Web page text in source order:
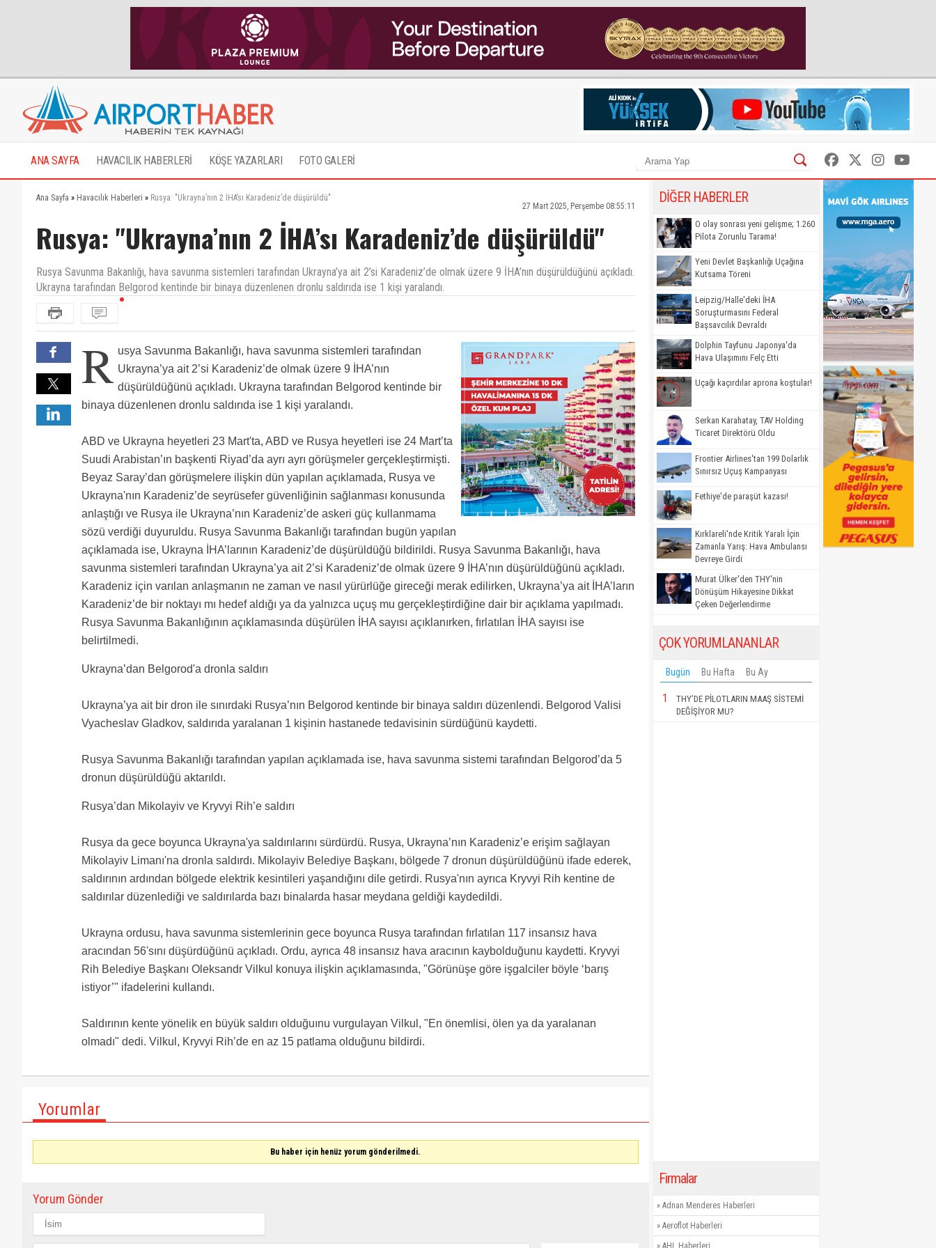
ANA SAYFA HAVACILIK HABERLERİ KÖŞE YAZARLARI FOTO GALERİ
Ana Sayfa » Havacılık Haberleri » Rusya: "Ukrayna’nın 2 İHA’sı Karadeniz’de düşürüldü"
27 Mart 2025, Perşembe 08:55:11
Rusya: "Ukrayna’nın 2 İHA’sı Karadeniz’de düşürüldü"
Rusya Savunma Bakanlığı, hava savunma sistemleri tarafından Ukrayna’ya ait 2’si Karadeniz’de olmak üzere 9 İHA’nın düşürüldüğünü açıkladı.
Ukrayna tarafından Belgorod kentinde bir binaya düzenlenen dronlu saldırıda ise 1 kişi yaralandı.
R usya Savunma Bakanlığı, hava savunma sistemleri tarafından
Ukrayna’ya ait 2’si Karadeniz’de olmak üzere 9 İHA’nın
düşürüldüğünü açıkladı. Ukrayna tarafından Belgorod kentinde bir
binaya düzenlenen dronlu saldırıda ise 1 kişi yaralandı.
ABD ve Ukrayna heyetleri 23 Mart'ta, ABD ve Rusya heyetleri ise 24 Mart’ta
Suudi Arabistan’ın başkenti Riyad’da ayrı ayrı görüşmeler gerçekleştirmişti.
Beyaz Saray’dan görüşmelere ilişkin dün yapılan açıklamada, Rusya ve
Ukrayna'nın Karadeniz’de seyrüsefer güvenliğinin sağlanması konusunda
anlaştığı ve Rusya ile Ukrayna’nın Karadeniz’de askeri güç kullanmama
sözü verdiği duyuruldu. Rusya Savunma Bakanlığı tarafından bugün yapılan
açıklamada ise, Ukrayna İHA’larının Karadeniz’de düşürüldüğü bildirildi. Rusya Savunma Bakanlığı, hava
savunma sistemleri tarafından Ukrayna’ya ait 2’si Karadeniz’de olmak üzere 9 İHA’nın düşürüldüğünü açıkladı.
Karadeniz için varılan anlaşmanın ne zaman ve nasıl yürürlüğe gireceği merak edilirken, Ukrayna’ya ait İHA’ların
Karadeniz’de bir noktayı mı hedef aldığı ya da yalnızca uçuş mu gerçekleştirdiğine dair bir açıklama yapılmadı.
Rusya Savunma Bakanlığının açıklamasında düşürülen İHA sayısı açıklanırken, fırlatılan İHA sayısı ise
belirtilmedi.
Ukrayna’dan Belgorod'a dronla saldırı
Ukrayna’ya ait bir dron ile sınırdaki Rusya’nın Belgorod kentinde bir binaya saldırı düzenlendi. Belgorod Valisi
Vyacheslav Gladkov, saldırıda yaralanan 1 kişinin hastanede tedavisinin sürdüğünü kaydetti.
Rusya Savunma Bakanlığı tarafından yapılan açıklamada ise, hava savunma sistemi tarafından Belgorod’da 5
dronun düşürüldüğü aktarıldı.
Rusya’dan Mikolayiv ve Kryvyi Rih’e saldırı
Rusya da gece boyunca Ukrayna'ya saldırılarını sürdürdü. Rusya, Ukrayna’nın Karadeniz’e erişim sağlayan
Mikolayiv Limanı'na dronla saldırdı. Mikolayiv Belediye Başkanı, bölgede 7 dronun düşürüldüğünü ifade ederek,
saldırının ardından bölgede elektrik kesintileri yaşandığını dile getirdi. Rusya'nın ayrıca Kryvyi Rih kentine de
saldırılar düzenlediği ve saldırılarda bazı binalarda hasar meydana geldiği kaydedildi.
Ukrayna ordusu, hava savunma sistemlerinin gece boyunca Rusya tarafından fırlatılan 117 insansız hava
aracından 56'sını düşürdüğünü açıkladı. Ordu, ayrıca 48 insansız hava aracının kaybolduğunu kaydetti. Kryvyi
Rih Belediye Başkanı Oleksandr Vilkul konuya ilişkin açıklamasında, "Görünüşe göre işgalciler böyle ‘barış
istiyor’" ifadelerini kullandı.
Saldırının kente yönelik en büyük saldırı olduğuınu vurgulayan Vilkul, "En önemlisi, ölen ya da yaralanan
olmadı" dedi. Vilkul, Kryvyi Rih’de en az 15 patlama olduğunu bildirdi.
Yorumlar
Bu haber için henüz yorum gönderilmedi.
Yorum Gönder
DİĞER HABERLER
O olay sonrası yeni gelişme; 1.260
Pilota Zorunlu Tarama!
Yeni Devlet Başkanlığı Uçağına
Kutsama Töreni
Leipzig/Halle'deki İHA
Soruşturmasını Federal
Başsavcılık Devraldı
Dolphin Tayfunu Japonya'da
Hava Ulaşımını Felç Etti
Uçağı kaçırdılar aprona koştular!
Serkan Karahatay, TAV Holding
Ticaret Direktörü Oldu
Frontier Airlines'tan 199 Dolarlık
Sınırsız Uçuş Kampanyası
Fethiye'de paraşüt kazası!
Kırklareli'nde Kritik Yaralı İçin
Zamanla Yarış: Hava Ambulansı
Devreye Girdi
Murat Ülker'den THY'nin
Dönüşüm Hikayesine Dikkat
Çeken Değerlendirme
ÇOK YORUMLANANLAR
Bugün Bu Hafta Bu Ay
1
THY’DE PİLOTLARIN MAAŞ SİSTEMİ
DEĞİŞİYOR MU?
Firmalar
» Adnan Menderes Haberleri
» Aeroflot Haberleri